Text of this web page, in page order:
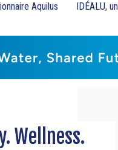
Aquilus IDÉALU,
Wellness.